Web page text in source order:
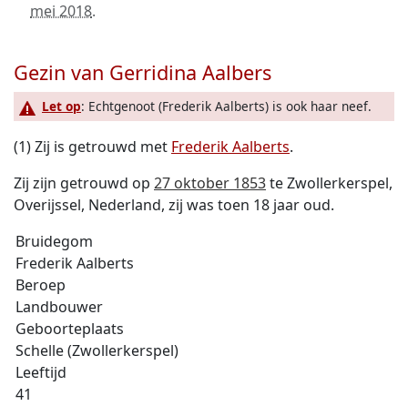
mei 2018.
Gezin van Gerridina Aalbers
Let op: Echtgenoot (Frederik Aalberts) is ook haar neef.
(1) Zij is getrouwd met Frederik Aalberts.
Zij zijn getrouwd op 27 oktober 1853te Zwollerkerspel,
Overijssel, Nederland, zij was toen 18 jaar oud.
Bruidegom
Frederik Aalberts
Beroep
Landbouwer
Geboorteplaats
Schelle (Zwollerkerspel)
Leeftijd
41